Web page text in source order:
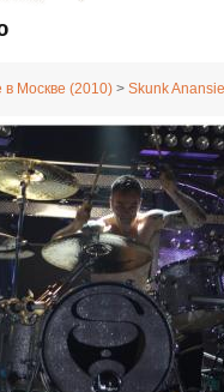
в Москве (2010) > Skunk Anansie